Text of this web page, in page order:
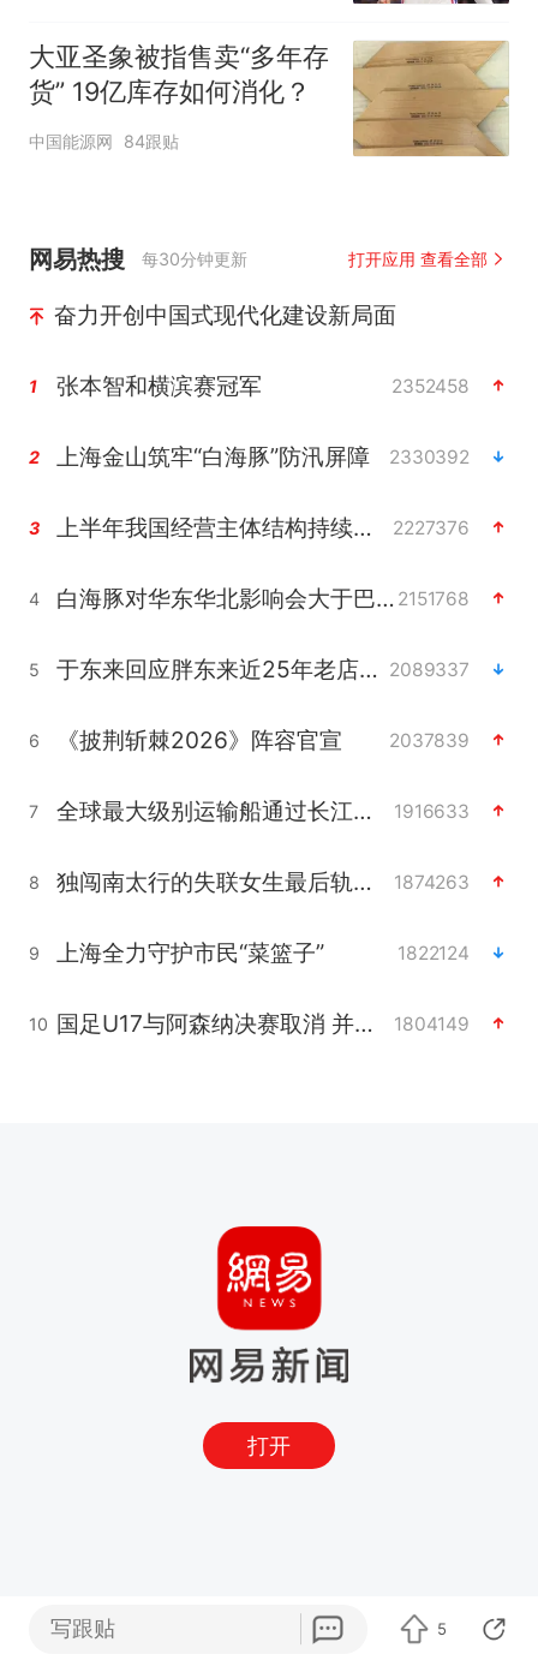
大亚圣象被指售卖“多年存
货” 19亿库存如何消化？
中国能源网 84跟贴
网易热搜 每30分钟更新 打开应用 查看全部
奋力开创中国式现代化建设新局面
1 张本智和横滨赛冠军 2352458
2 上海金山筑牢“白海豚”防汛屏障 2330392
3 上半年我国经营主体结构持续优化 2227376
4 白海豚对华东华北影响会大于巴威 2151768
5 于东来回应胖东来近25年老店年底关闭 2089337
6 《披荆斩棘2026》阵容官宣 2037839
7 全球最大级别运输船通过长江大桥 1916633
8 独闯南太行的失联女生最后轨迹已确认 1874263
9 上海全力守护市民“菜篮子” 1822124
10 国足U17与阿森纳决赛取消 并列冠军 1804149
打开
写跟贴 5